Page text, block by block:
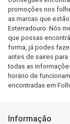
promoções nos
as marcas que
Esterradouro. Nós
que possas
forma, já podes
antes de saires para
todas as
horário de
encontradas em
Informação